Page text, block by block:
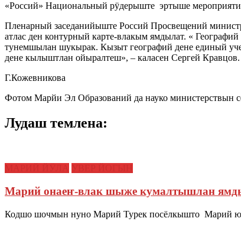
«Россий» Национальный рӱдерыште эртыше
Пленарный заседанийыште Россий Просвещений
атлас ден контурный карте-влакым ямдылат. «
тунемшылан шукырак. Кызыт географий дене единый
дене кылыштлан ойыралтеш», – каласен Сергей Кравцов.
Г.Кожевникова
Фотом Марйи Эл Образований да науко министерствын
Лудаш темлена:
Марий онаеҥ-влак шыже кумалтышлан
Кодшо шочмын нуно Марий Турек посёлкышто Марий